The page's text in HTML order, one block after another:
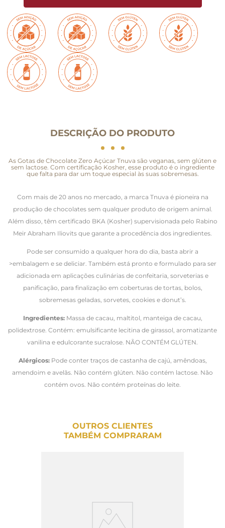
DESCRIÇÃO DO PRODUTO
As Gotas de Chocolate Zero Açúcar Tnuva são veganas, sem glúten e
sem lactose. Com certificação Kosher, esse produto é o ingrediente
que falta para dar um toque especial às suas sobremesas.
Com mais de 20 anos no mercado, a marca Tnuva é pioneira na
produção de chocolates sem qualquer produto de origem animal.
Além disso, têm certificado BKA (Kosher) supervisionada pelo Rabino
Meir Abraham Iliovits que garante a procedência dos ingredientes.
Pode ser consumido a qualquer hora do dia, basta abrir a
>embalagem e se deliciar. Também está pronto e formulado para ser
adicionada em aplicações culinárias de confeitaria, sorveterias e
panificação, para finalização em coberturas de tortas, bolos,
sobremesas geladas, sorvetes, cookies e donut’s.
Ingredientes:Massa de cacau, maltitol, manteiga de cacau,
polidextrose. Contém: emulsificante lecitina de girassol, aromatizante
vanilina e edulcorante sucralose. NÃO CONTÉM GLÚTEN.
Alérgicos:Pode conter traços de castanha de cajú, amêndoas,
amendoim e avelãs. Não contém glúten. Não contém lactose. Não
contém ovos. Não contém proteínas do leite.
OUTROS CLIENTES
TAMBÉM COMPRARAM